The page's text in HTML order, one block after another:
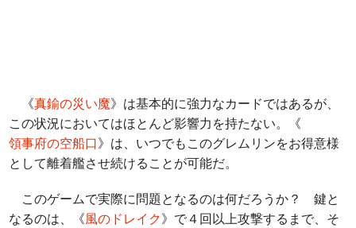
《真鍮の災い魔》は基本的に強力なカードではあるが、
この状況においてはほとんど影響力を持たない。《
領事府の空船口》は、いつでもこのグレムリンをお得意様
として離着艦させ続けることが可能だ。
このゲームで実際に問題となるのは何だろうか？ 鍵と
なるのは、《風のドレイク》で４回以上攻撃するまで、そ